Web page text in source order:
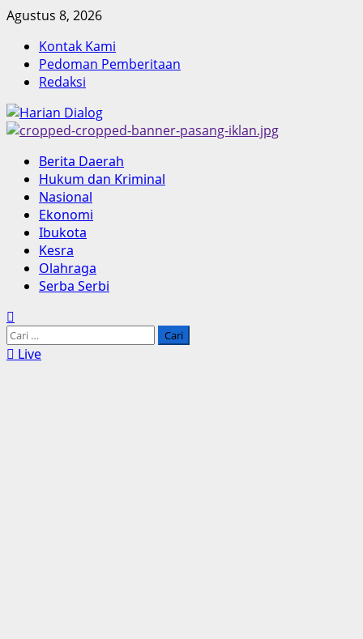
Skip
content
Agustus 8, 2026
Kontak Kami
Pedoman Pemberitaan
Redaksi
Primary
Menu
Berita Daerah
Hukum dan Kriminal
Nasional
Ekonomi
Ibukota
Kesra
Olahraga
Serba Serbi
Cari
untuk:
Live